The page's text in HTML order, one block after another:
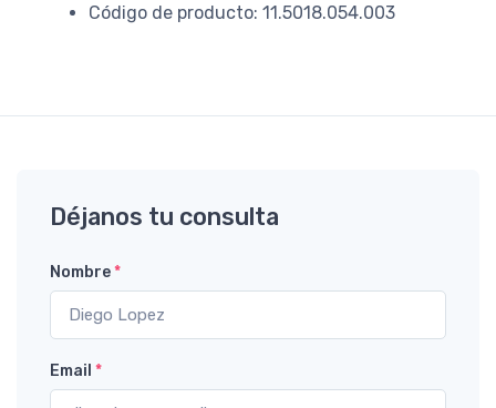
Código de producto: 11.5018.054.003
Déjanos tu consulta
Nombre*
Email *